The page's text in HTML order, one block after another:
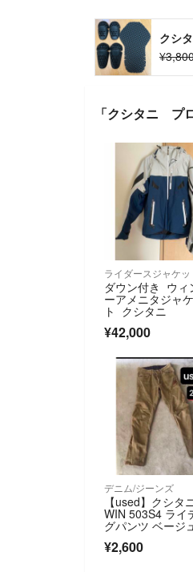
クシ
「クシタニ プ
ライダースジャケッ
ダウン付き ウィ
ーアメニタジャ
ト クシタニ
¥42,000
デニム/ジーンズ
【used】クシタ
WIN 503S4 ライ
グパンツ ベージ
¥2,600